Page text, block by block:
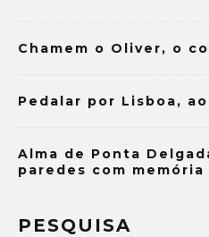
Chamem o Oliver, o
Pedalar por Lisboa,
Alma de Ponta
paredes com memória
PESQUISA